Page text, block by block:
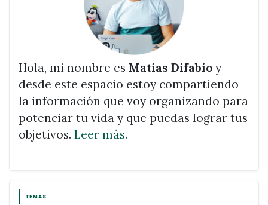
Hola, mi nombre es Matías Difabio y
desde este espacio estoy compartiendo
la información que voy organizando para
potenciar tu vida y que puedas lograr tus
objetivos. Leer más.
TEMAS